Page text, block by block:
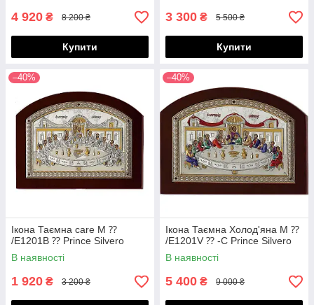
4 920 ₴ 8 200 ₴
Купити
3 300 ₴ 5 500 ₴
Купити
–40%
Ікона Таємна care M ⁇
/E1201B ⁇ Prince Silvero
В наявності
1 920 ₴ 3 200 ₴
–40%
Ікона Таємна Холод'яна M ⁇
/E1201V ⁇ -C Prince Silvero
В наявності
5 400 ₴ 9 000 ₴